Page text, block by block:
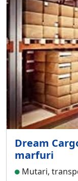
Dream
marfuri
Mutari,